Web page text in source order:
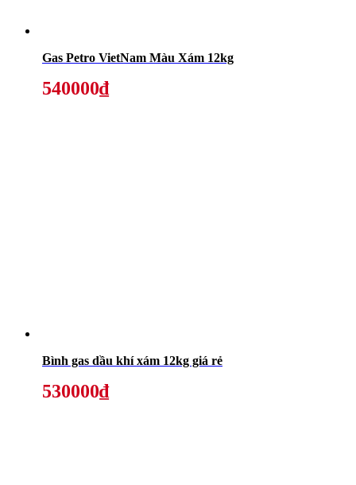
Gas Petro VietNam Màu Xám 12kg
540000₫
Bình gas dầu khí xám 12kg giá rẻ
530000₫